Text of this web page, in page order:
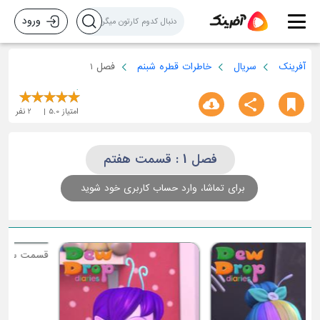
ورود
آفرینک سریال خاطرات قطره شبنم فصل 1
امتیاز 5.0
2 نفر
فصل 1 : قسمت هفتم
برای تماشا، وارد حساب کاربری خود شوید